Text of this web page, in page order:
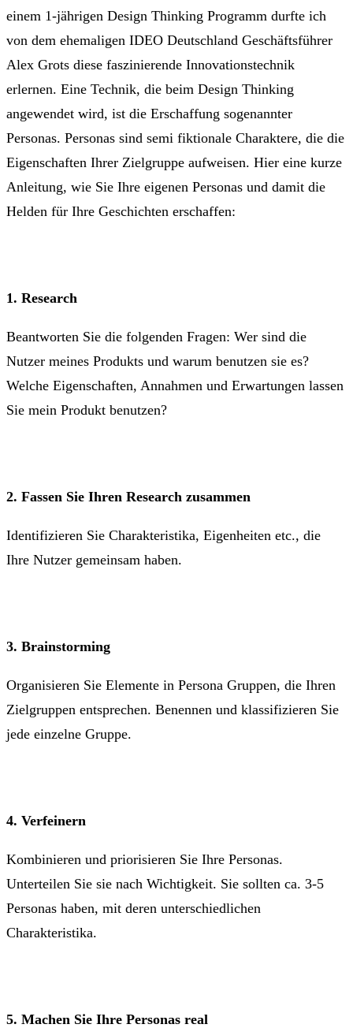
einem 1-jährigen Design Thinking Programm durfte ich
von dem ehemaligen IDEO Deutschland Geschäftsführer
Alex Grots diese faszinierende Innovationstechnik
erlernen. Eine Technik, die beim Design Thinking
angewendet wird, ist die Erschaffung sogenannter
Personas. Personas sind semi fiktionale Charaktere, die die
Eigenschaften Ihrer Zielgruppe aufweisen. Hier eine kurze
Anleitung, wie Sie Ihre eigenen Personas und damit die
Helden für Ihre Geschichten erschaffen:
1. Research
Beantworten Sie die folgenden Fragen: Wer sind die
Nutzer meines Produkts und warum benutzen sie es?
Welche Eigenschaften, Annahmen und Erwartungen lassen
Sie mein Produkt benutzen?
2. Fassen Sie Ihren Research zusammen
Identifizieren Sie Charakteristika, Eigenheiten etc., die
Ihre Nutzer gemeinsam haben.
3. Brainstorming
Organisieren Sie Elemente in Persona Gruppen, die Ihren
Zielgruppen entsprechen. Benennen und klassifizieren Sie
jede einzelne Gruppe.
4. Verfeinern
Kombinieren und priorisieren Sie Ihre Personas.
Unterteilen Sie sie nach Wichtigkeit. Sie sollten ca. 3-5
Personas haben, mit deren unterschiedlichen
Charakteristika.
5. Machen Sie Ihre Personas real